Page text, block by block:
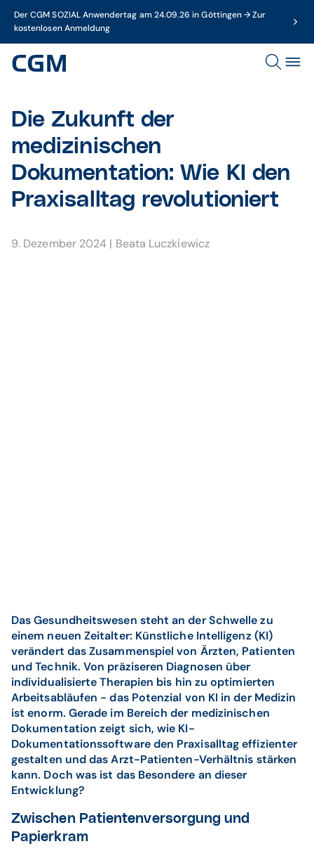
Der CGM SOZIAL Anwendertag am 24.09.26 in Göttingen → Zur
kostenlosen Anmeldung
Die Zukunft der
medizinischen
Dokumentation: Wie KI den
Praxisalltag revolutioniert
9. Dezember 2024 | Beata Luczkiewicz
Das Gesundheitswesen steht an der Schwelle zu
einem neuen Zeitalter: Künstliche Intelligenz (KI)
verändert das Zusammenspiel von Ärzten, Patienten
und Technik. Von präziseren Diagnosen über
individualisierte Therapien bis hin zu optimierten
Arbeitsabläufen - das Potenzial von KI in der Medizin
ist enorm. Gerade im Bereich der medizinischen
Dokumentation zeigt sich, wie KI-
Dokumentationssoftware den Praxisalltag effizienter
gestalten und das Arzt-Patienten-Verhältnis stärken
kann. Doch was ist das Besondere an dieser
Entwicklung?
Zwischen Patientenversorgung und
Papierkram